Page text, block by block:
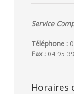
Service
Téléphone :
Fax : 04 95
Horaires